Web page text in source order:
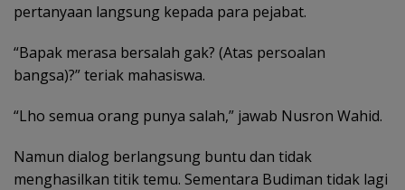
pertanyaan langsung kepada para pejabat.
“Bapak merasa bersalah gak? (Atas persoalan
bangsa)?” teriak mahasiswa.
“Lho semua orang punya salah,” jawab Nusron Wahid.
Namun dialog berlangsung buntu dan tidak
menghasilkan titik temu. Sementara Budiman tidak lagi